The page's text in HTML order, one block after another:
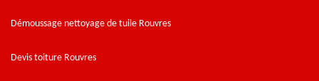
Démoussage nettoyage de tuile Rouvres
Devis toiture Rouvres